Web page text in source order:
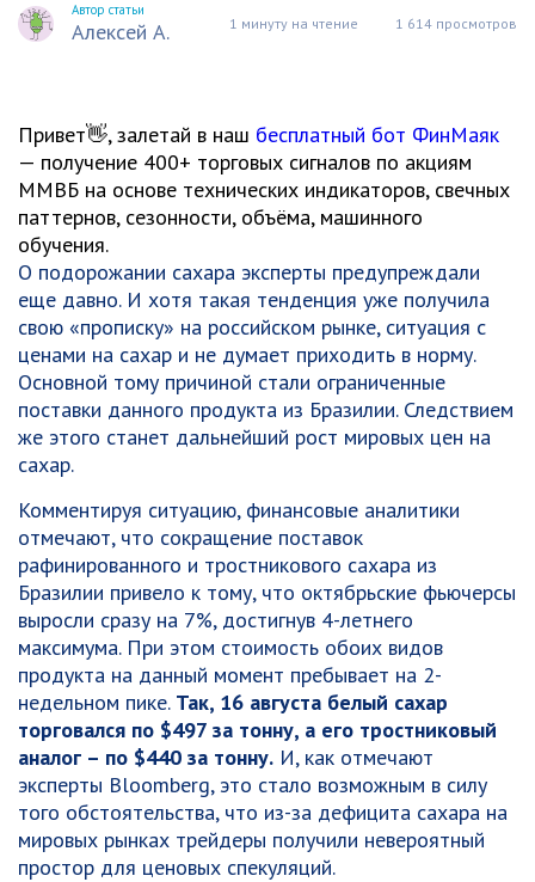
Автор статьи
Алексей А. 1 минуту на чтение 1 614 просмотров
Привет👋, залетай в наш бесплатный бот ФинМаяк
— получение 400+ торговых сигналов по акциям
ММВБ на основе технических индикаторов, свечных
паттернов, сезонности, объёма, машинного
обучения.
О подорожании сахара эксперты предупреждали
еще давно. И хотя такая тенденция уже получила
свою «прописку» на российском рынке, ситуация с
ценами на сахар и не думает приходить в норму.
Основной тому причиной стали ограниченные
поставки данного продукта из Бразилии. Следствием
же этого станет дальнейший рост мировых цен на
сахар.
Комментируя ситуацию, финансовые аналитики
отмечают, что сокращение поставок
рафинированного и тростникового сахара из
Бразилии привело к тому, что октябрьские фьючерсы
выросли сразу на 7%, достигнув 4-летнего
максимума. При этом стоимость обоих видов
продукта на данный момент пребывает на 2-
недельном пике. Так, 16 августа белый сахар
торговался по $497 за тонну, а его тростниковый
аналог – по $440 за тонну. И, как отмечают
эксперты Bloomberg, это стало возможным в силу
того обстоятельства, что из-за дефицита сахара на
мировых рынках трейдеры получили невероятный
простор для ценовых спекуляций.